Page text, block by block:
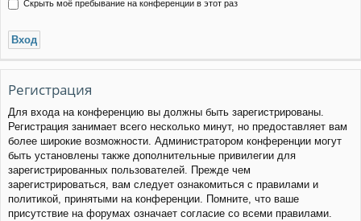
Скрыть моё пребывание на конференции в этот раз
Регистрация
Для входа на конференцию вы должны быть зарегистрированы.
Регистрация занимает всего несколько минут, но предоставляет вам
более широкие возможности. Администратором конференции могут
быть установлены также дополнительные привилегии для
зарегистрированных пользователей. Прежде чем
зарегистрироваться, вам следует ознакомиться с правилами и
политикой, принятыми на конференции. Помните, что ваше
присутствие на форумах означает согласие со всеми правилами.